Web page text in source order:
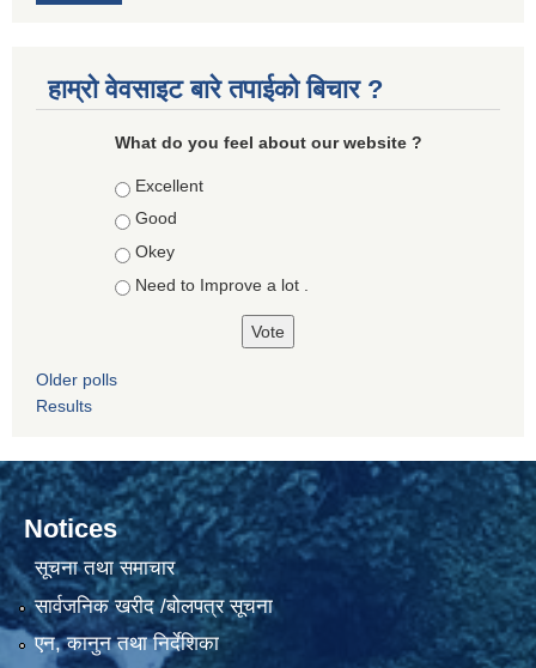
हाम्रो वेवसाइट बारे तपाईको बिचार ?
What do you feel about our website ?
Choices
Excellent
Good
Okey
Need to Improve a lot .
Older polls
Results
Notices
सूचना तथा समाचार
सार्वजनिक खरीद /बोलपत्र सूचना
एन, कानुन तथा निर्देशिका